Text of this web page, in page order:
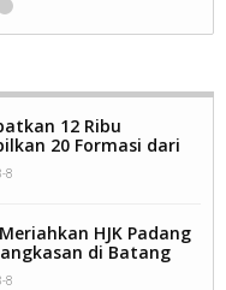
12 Ribu
20 Formasi dari
8
HJK Padang
di Batang
8